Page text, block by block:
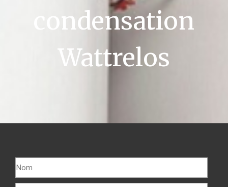
condensation
Wattrelos